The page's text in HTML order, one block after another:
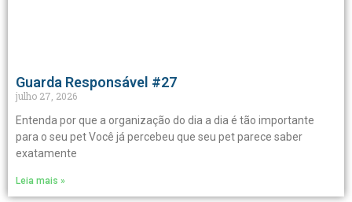
Guarda Responsável #27
julho 27, 2026
Entenda por que a organização do dia a dia é tão importante
para o seu pet Você já percebeu que seu pet parece saber
exatamente
Leia mais »